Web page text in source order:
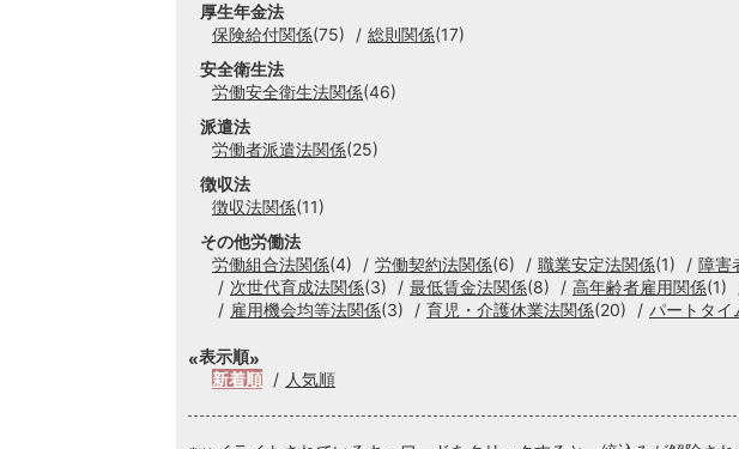
厚生年金法
保険給付関係(75) 総則関係(17)
安全衛生法
労働安全衛生法関係(46)
派遣法
労働者派遣法関係(25)
徴収法
徴収法関係(11)
その他労働法
労働組合法関係(4) 労働契約法関係(6) 職業安定法関係(1) 障害
次世代育成法関係(3) 最低賃金法関係(8) 高年齢者雇用関係(1)
雇用機会均等法関係(3) 育児・介護休業法関係(20) パートタイ
表示順
新着順
人気順